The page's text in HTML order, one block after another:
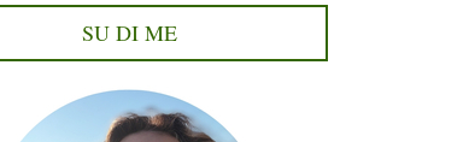
SU DI ME